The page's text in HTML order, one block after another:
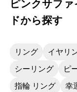
ピンクサフ
ドから探す
リング イヤリ
シーリング ピ
指輪 リング 幸